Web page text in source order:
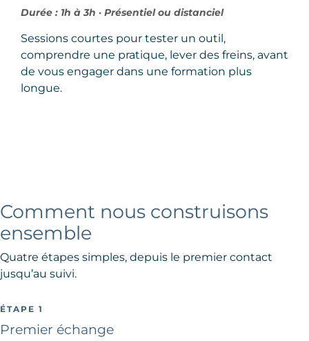
Durée : 1h à 3h · Présentiel ou distanciel
Sessions courtes pour tester un outil,
comprendre une pratique, lever des freins, avant
de vous engager dans une formation plus
longue.
Comment nous construisons
ensemble
Quatre étapes simples, depuis le premier contact
jusqu’au suivi.
ÉTAPE 1
Premier échange